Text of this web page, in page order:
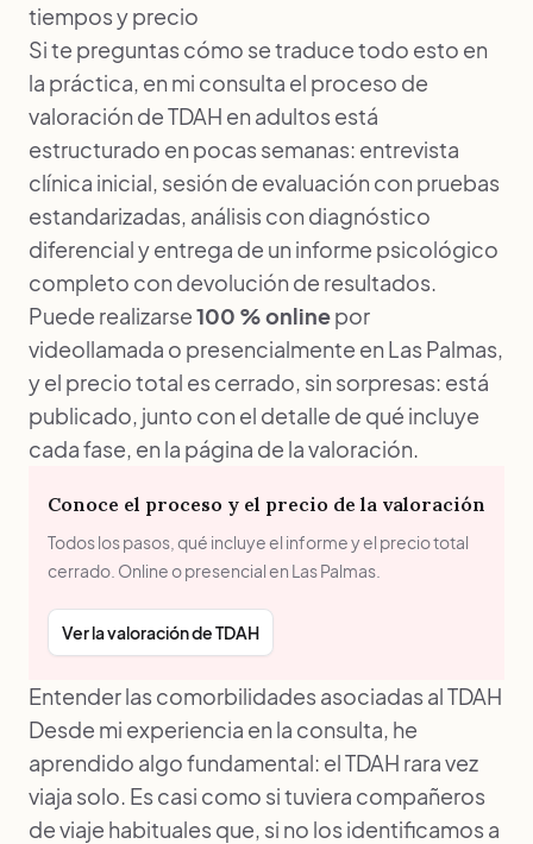
tiempos y precio
Si te preguntas cómo se traduce todo esto en
la práctica, en mi consulta el proceso de
valoración de TDAH en adultos está
estructurado en pocas semanas: entrevista
clínica inicial, sesión de evaluación con pruebas
estandarizadas, análisis con diagnóstico
diferencial y entrega de un informe psicológico
completo con devolución de resultados.
Puede realizarse100 % onlinepor
videollamada o presencialmente en Las Palmas,
y el precio total es cerrado, sin sorpresas: está
publicado, junto con el detalle de qué incluye
cada fase, en la página de la valoración.
Conoce el proceso y el precio de la valoración
Todos los pasos, qué incluye el informe y el precio total
cerrado. Online o presencial en Las Palmas.
Ver la valoración de TDAH
Entender las comorbilidades asociadas al TDAH
Desde mi experiencia en la consulta, he
aprendido algo fundamental: el TDAH rara vez
viaja solo. Es casi como si tuviera compañeros
de viaje habituales que, si no los identificamos a